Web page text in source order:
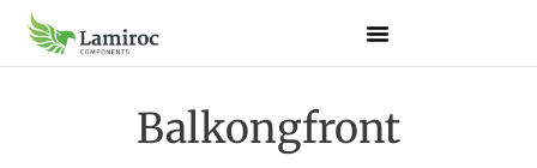
Balkongfront